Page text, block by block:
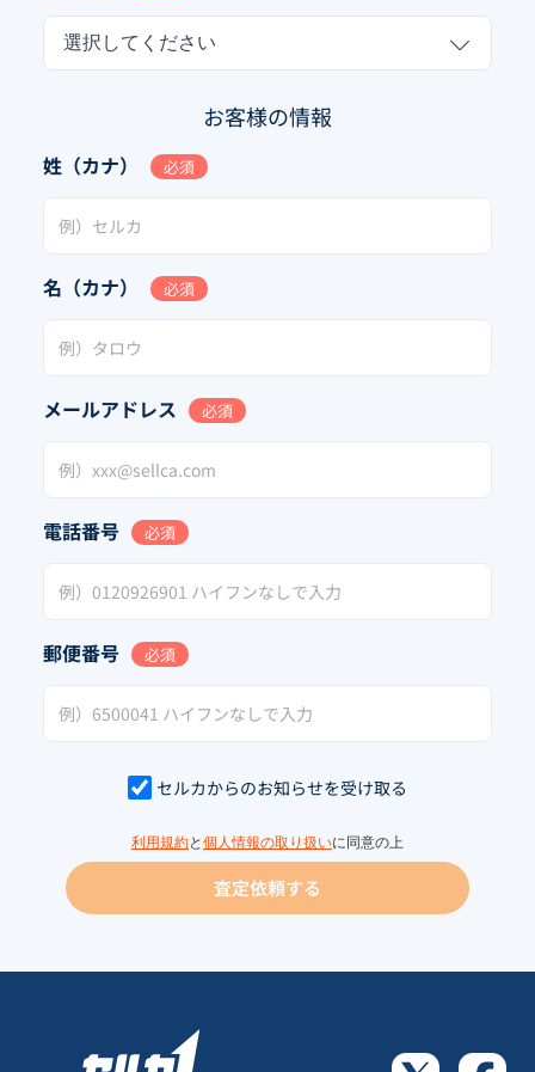
選択してください
お客様の情報
姓（カナ） 必須
名（カナ） 必須
メールアドレス 必須
電話番号 必須
郵便番号 必須
セルカからのお知らせを受け取る
利用規約と 個人情報の取り扱いに同意の上
査定依頼する